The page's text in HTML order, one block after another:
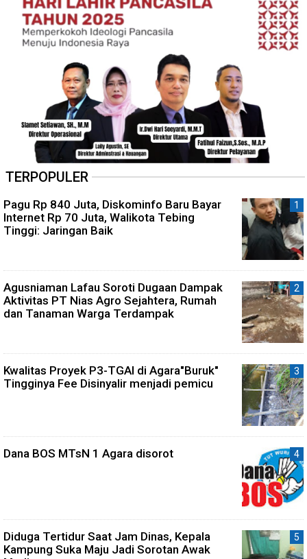
TERPOPULER
Pagu Rp 840 Juta, Diskominfo Baru Bayar
Internet Rp 70 Juta, Walikota Tebing
Tinggi: Jaringan Baik
Agusniaman Lafau Soroti Dugaan Dampak
Aktivitas PT Nias Agro Sejahtera, Rumah
dan Tanaman Warga Terdampak
Kwalitas Proyek P3-TGAI di Agara"Buruk"
Tingginya Fee Disinyalir menjadi pemicu
Dana BOS MTsN 1 Agara disorot
Diduga Tertidur Saat Jam Dinas, Kepala
Kampung Suka Maju Jadi Sorotan Awak